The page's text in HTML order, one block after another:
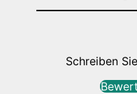
Schreiben